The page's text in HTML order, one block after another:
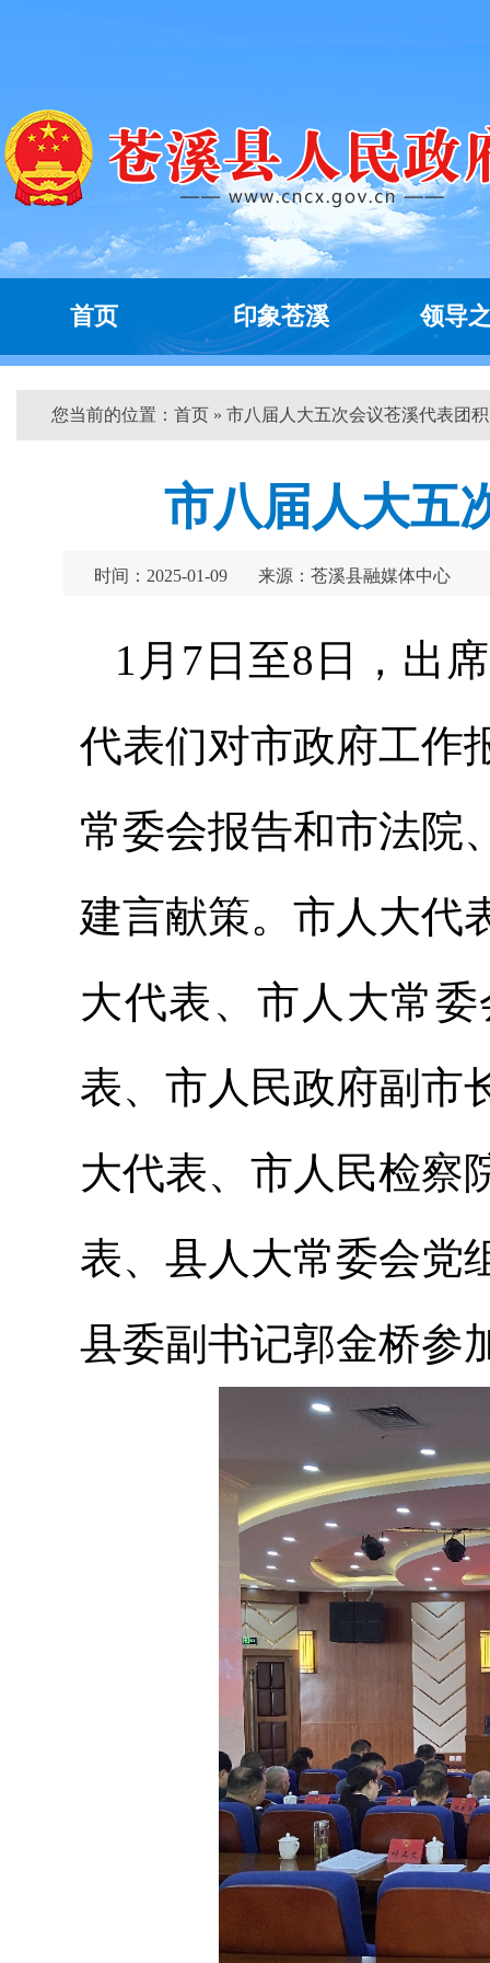
首页 印象苍溪 领导
您当前的位置： 首页 » 市八届人大五次会议苍溪代表团
市八届人大五
时间：2025-01-09 来源：苍溪县融媒体中心
1月7日至8日，出
代表们对市政府工作
常委会报告和市法院
建言献策。市人大代
大代表、市人大常
表、市人民政府副市
大代表、市人民检察
表、县人大常委会党
县委副书记郭金桥参